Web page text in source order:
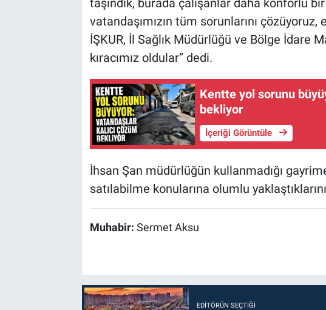
taşındık, burada çalışanlar daha konforlu
vatandaşımızın tüm sorunlarını çözüyoruz,
İŞKUR, İl Sağlık Müdürlüğü ve Bölge İdare
kıracımız oldular” dedi.
Kentte yol sorunu
bekliyor
İçeriği Görüntüle
İhsan Şan müdürlüğün kullanmadığı
satılabilme konularına olumlu
Muhabir: Sermet Aksu
EDITÖRÜN SEÇTIĞI